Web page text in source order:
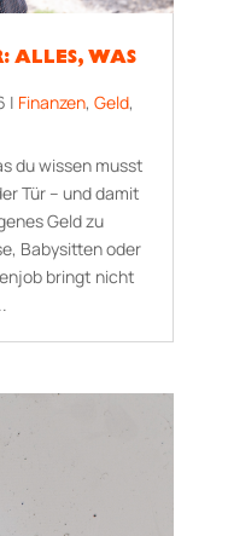
ALLES, WAS
| Finanzen, Geld,
du wissen musst
Tür – und damit
Geld zu
Babysitten oder
bringt nicht